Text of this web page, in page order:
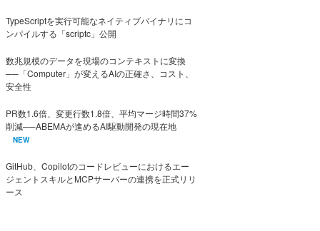
TypeScriptを実行可能なネイティブバイナリにコ
ンパイルする「scriptc」公開
数兆規模のデータを現場のコンテキストに変換
──「Computer」が変えるAIの正確さ、コスト、
安全性
PR数1.6倍、変更行数1.8倍、平均マージ時間37%
削減──ABEMAが進めるAI駆動開発の現在地
NEW
GitHub、Copilotのコードレビューにおけるエー
ジェントスキルとMCPサーバーの連携を正式リリ
ース